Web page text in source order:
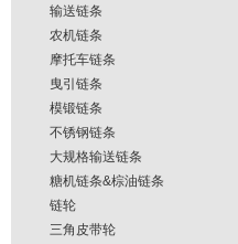
输送链条
农机链条
摩托车链条
曳引链条
模锻链条
不锈钢链条
大规格输送链条
糖机链条&棕油链条
链轮
三角皮带轮